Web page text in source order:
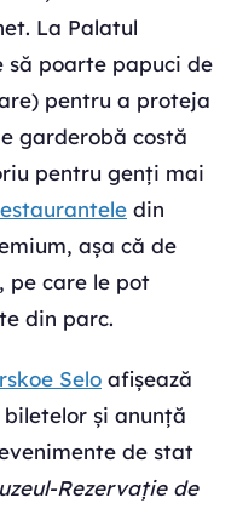
La Palatul
poarte papuci de
pentru a proteja
garderobă costă
pentru genți mai
din
așa că de
pe care le pot
din parc.
Selo afișează
și anunță
de stat
Rezervație de